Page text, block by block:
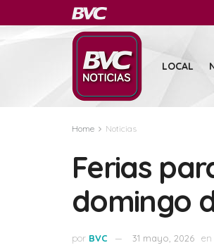
LOCAL
Home Noticias
Ferias
domingo
por BVC 31 mayo, 2026 en